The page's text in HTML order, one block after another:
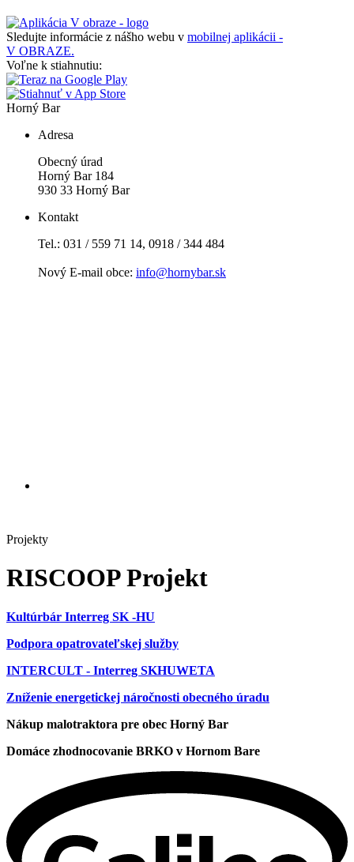
Sledujte informácie z nášho webu v mobilnej aplikácii -
V OBRAZE.
Voľne k stiahnutiu:
Horný Bar
Adresa
Obecný úrad
Horný Bar 184
930 33 Horný Bar
Kontakt
Tel.: 031 / 559 71 14, 0918 / 344 484
Nový E-mail obce: info@hornybar.sk
Projekty
RISCOOP Projekt
Kultúrbár Interreg SK -HU
Podpora opatrovateľskej služby
INTERCULT - Interreg SKHUWETA
Zníženie energetickej náročnosti obecného úradu
Nákup malotraktora pre obec Horný Bar
Domáce zhodnocovanie BRKO v Hornom Bare